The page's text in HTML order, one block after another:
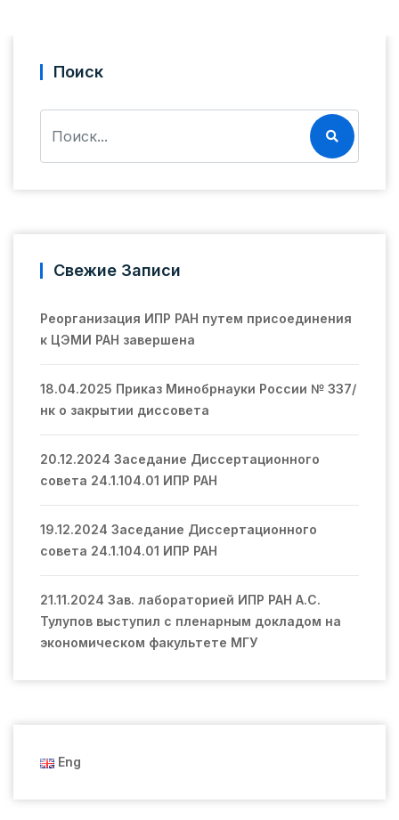
Поиск
Свежие Записи
Реорганизация ИПР РАН путем присоединения
к ЦЭМИ РАН завершена
18.04.2025 Приказ Минобрнауки России № 337/
нк о закрытии диссовета
20.12.2024 Заседание Диссертационного
совета 24.1.104.01 ИПР РАН
19.12.2024 Заседание Диссертационного
совета 24.1.104.01 ИПР РАН
21.11.2024 Зав. лабораторией ИПР РАН А.С.
Тулупов выступил с пленарным докладом на
экономическом факультете МГУ
Eng